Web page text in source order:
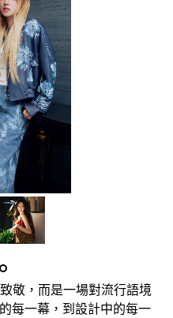
敬，而是一場對流行語境
每一幕，到設計中的每一